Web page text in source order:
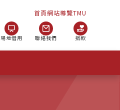
首頁網站導覽TMU
場地借用 聯絡我們 捐款